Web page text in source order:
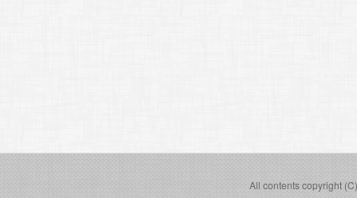
All contents copyright